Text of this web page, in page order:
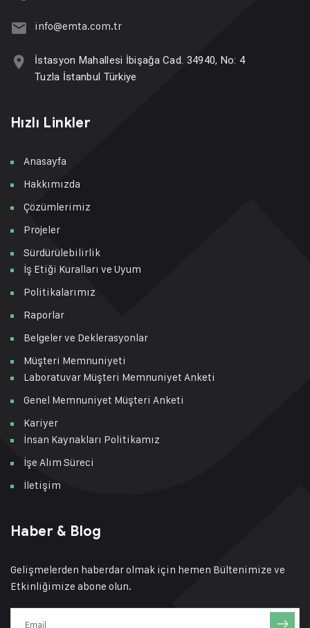
info@emta.com.tr
İstasyon Mahallesi İbişağa Cad. 34940, No: 4
Tuzla İstanbul Türkiye
Hızlı Linkler
Anasayfa
Hakkımızda
Çözümlerimiz
Projeler
Sürdürülebilirlik
İş Etiği Kuralları ve Uyum
Politikalarımız
Raporlar
Belgeler ve Deklerasyonlar
Müşteri Memnuniyeti
Laboratuvar Müşteri Memnuniyet Anketi
Genel Memnuniyet Müşteri Anketi
Kariyer
İnsan Kaynakları Politikamız
İşe Alım Süreci
İletişim
Haber & Blog
Gelişmelerden haberdar olmak için hemen Bültenimize ve
Etkinliğimize abone olun.